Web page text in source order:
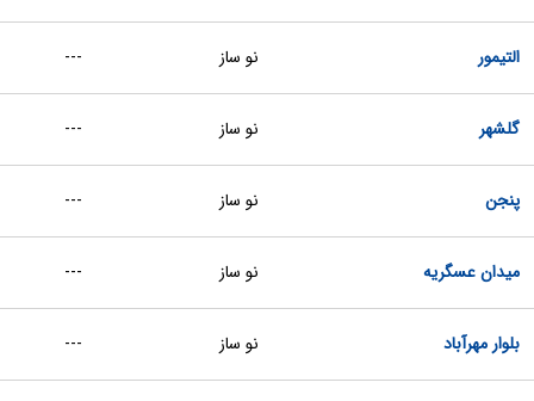
التیمور نو ساز ---
گلشهر نو ساز ---
پنجن نو ساز ---
میدان عسگریه نو ساز ---
بلوار مهرآباد نو ساز ---